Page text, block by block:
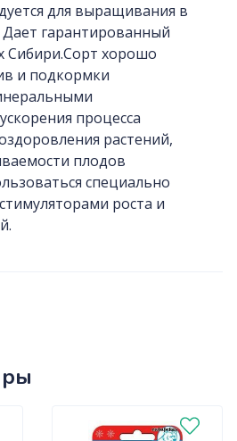
для выращивания в
гарантированный
Сибири.Сорт хорошо
и подкормки
процесса
растений,
плодов
специально
роста и